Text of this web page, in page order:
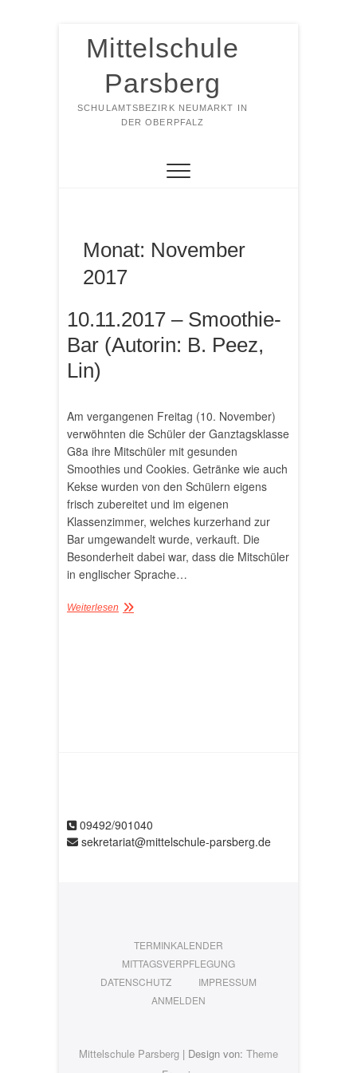
Mittelschule
Parsberg
SCHULAMTSBEZIRK NEUMARKT IN
DER OBERPFALZ
Monat: November
2017
10.11.2017 – Smoothie-
Bar (Autorin: B. Peez,
Lin)
Am vergangenen Freitag (10. November)
verwöhnten die Schüler der Ganztagsklasse
G8a ihre Mitschüler mit gesunden
Smoothies und Cookies. Getränke wie auch
Kekse wurden von den Schülern eigens
frisch zubereitet und im eigenen
Klassenzimmer, welches kurzerhand zur
Bar umgewandelt wurde, verkauft. Die
Besonderheit dabei war, dass die Mitschüler
in englischer Sprache…
Weiterlesen
09492/901040
sekretariat@mittelschule-parsberg.de
TERMINKALENDER
MITTAGSVERPFLEGUNG
DATENSCHUTZ
IMPRESSUM
ANMELDEN
Mittelschule Parsberg | Design von: Theme